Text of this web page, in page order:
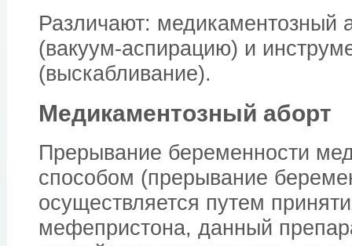
Различают: медикаментозный
(вакуум-аспирацию) и
(выскабливание).
Медикаментозный аборт
Прерывание беременности
способом (прерывание
осуществляется путем
мефепристона, данный